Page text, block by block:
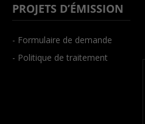
PROJETS D’ÉMISSION
- Formulaire de demande
- Politique de traitement